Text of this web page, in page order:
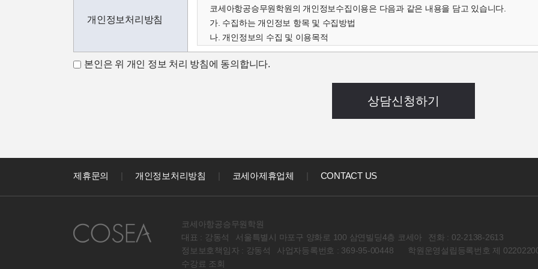
개인정보처리방침
코세아항공승무원학원의 개인정보수집이용은 다음과 같은 내용을 담고 있습니다.
가. 수집하는 개인정보 항목 및 수집방법
나. 개인정보의 수집 및 이용목적
다. 수집한 개인정보의 보유 및 이용기간
가. 수집하는 개인정보 항목 및 수집방법
- 성명, 이메일, 연락처, 출생년도, 신장 등 기록
- 과정문의에 대한 학과담당자들의 전화 및 이메일 상담
- 신규 서비스(강좌) 개발 및 특화, 이벤트 등 광고성 정보 전달
원칙적으로 개인정보 수집 및 이용목적이 달성된 후에는 해당 정보를 지체 없이 파기합니다.
라. 코세아 정회원 컨텐츠관련 동의사항
원칙적으로 코세아학원 이용자의 개인정보를 타인 또는 타기업,기관에 공개하지 않습니다
본인은 위 개인 정보 처리 방침에 동의합니다.
제휴문의 | 개인정보처리방침 | 코세아제휴업체 | CONTACT US
코세아항공승무원학원
대표 : 강동석
서울특별시 마포구 양화로 100 삼연빌딩4층 코세아
전화 : 02-2138-2613
정보보호책임자 : 강동석
사업자등록번호 : 369-95-00448
학원운영설립등록번호 제
수강료 조회